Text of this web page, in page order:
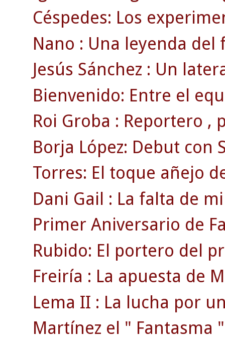
Céspedes: Los
Nano : Una leyenda
Jesús Sánchez : Un
Bienvenido: Entre el
Roi Groba : Reportero ,
Borja López: Debut con
Torres: El toque añejo
Dani Gail : La falta de
Primer Aniversario de
Rubido: El portero del
Freiría : La apuesta de
Lema II : La lucha por
Martínez el " Fantasma